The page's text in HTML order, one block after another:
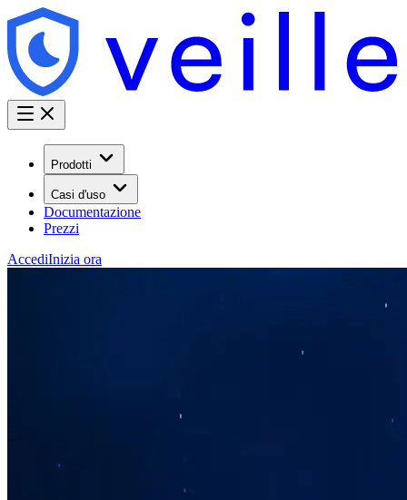
Prodotti
Casi d'uso
Documentazione
Prezzi
AccediInizia ora